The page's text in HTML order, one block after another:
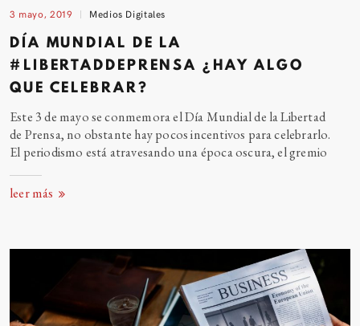
3 mayo, 2019 Medios Digitales
DÍA MUNDIAL DE LA
#LIBERTADDEPRENSA ¿HAY ALGO
QUE CELEBRAR?
Este 3 de mayo se conmemora el Día Mundial de la Libertad
de Prensa, no obstante hay pocos incentivos para celebrarlo.
El periodismo está atravesando una época oscura, elgremio
leer más